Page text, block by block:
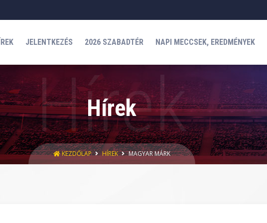
JELENTKEZÉS 2026 SZABADTÉR NAPI MECCSEK, EREDMÉNYEK
Hírek
KEZDŐLAP HÍREK MAGYAR MÁRK